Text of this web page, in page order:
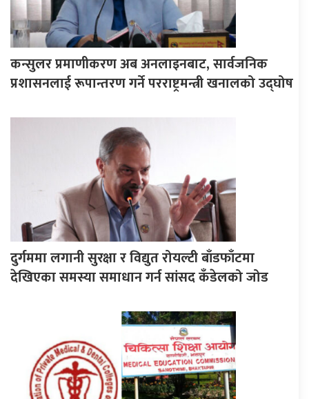
कन्सुलर प्रमाणीकरण अब अनलाइनबाट, सार्वजनिक
प्रशासनलाई रूपान्तरण गर्ने परराष्ट्रमन्त्री खनालको उद्घोष
दुर्गममा लगानी सुरक्षा र विद्युत रोयल्टी बाँडफाँटमा
देखिएका समस्या समाधान गर्न सांसद कँडेलको जोड